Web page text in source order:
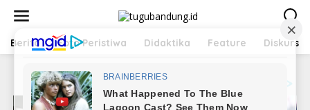
t
Berita Foto Peristiwa Didaktika Feature Diskursus